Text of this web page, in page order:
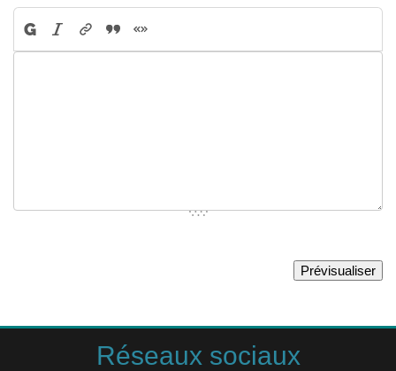
Réseaux sociaux